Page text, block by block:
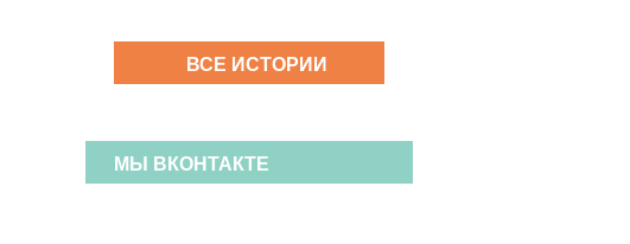
ВСЕ ИСТОРИИ
МЫ ВКОНТАКТЕ